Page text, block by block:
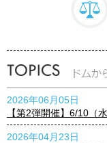
2026年06月05日
【第2弾開催】6/10（
2026年04月23日